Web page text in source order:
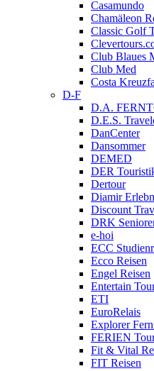
Casamundo
Chamäleon
Classic Golf
Club Blaues
Club Med
Costa
D-F
D.A.
D.E.S.
DanCenter
Dansommer
DEMED
DER
Dertour
Diamir
Discount
DRK
e-hoi
ECC
Ecco Reisen
Engel Reisen
Entertain
ETI
EuroRelais
Explorer
FERIEN
Fit & Vital
FIT Reisen